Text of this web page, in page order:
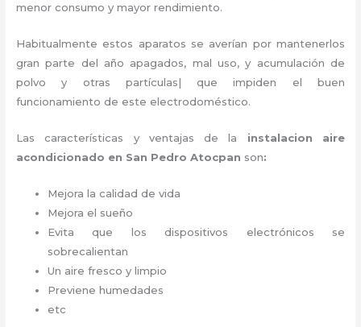
menor consumo y mayor rendimiento.
Habitualmente estos aparatos se averían por mantenerlos
gran parte del año apagados, mal uso, y acumulación de
polvo y otras partículas| que impiden el buen
funcionamiento de este electrodoméstico.
Las características y ventajas de la instalacion aire
acondicionado en San Pedro Atocpan son:
Mejora la calidad de vida
Mejora el sueño
Evita que los dispositivos electrónicos se
sobrecalientan
Un aire fresco y limpio
Previene humedades
etc